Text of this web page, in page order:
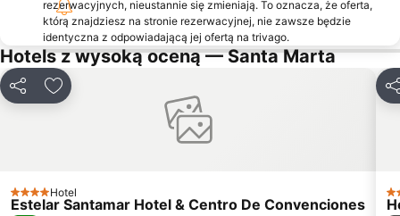
rezerwacyjnych, nieustannie się zmieniają. To oznacza, że oferta,
którą znajdziesz na stronie rezerwacyjnej, nie zawsze będzie
identyczna z odpowiadającą jej ofertą na trivago.
Hotels z wysoką oceną — Santa Marta
UdostępnijDodaj do ulubionych
4 Kategoria
Hotel
Estelar Santamar Hotel & Centro De Convenciones 3